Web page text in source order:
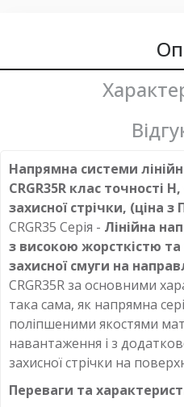
Напрямна системи
CRGR35R клас точності
захисної стрічки, (ціна
CRGR35 Серія - Лінійна
з високою жорсткістю
захисної смуги на
CRGR35R за основними
така сама, як напрямна
поліпшеними якостями
навантаження і з
захисної стрічки на
Переваги та